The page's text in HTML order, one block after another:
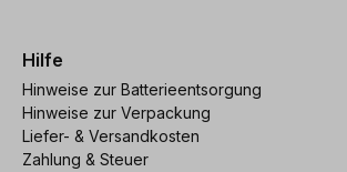
Hilfe
Hinweise zur Batterieentsorgung
Hinweise zur Verpackung
Liefer- & Versandkosten
Zahlung & Steuer